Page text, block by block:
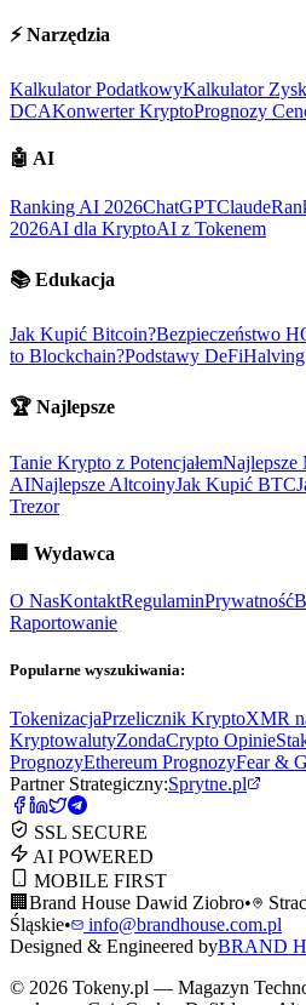
⚡ Narzędzia
Kalkulator PodatkowyKalkulator
DCAKonwerter KryptoPrognozy
🤖 AI
Ranking AI 2026ChatGPTClaude
2026AI dla KryptoAI z Tokenem
📚 Edukacja
Jak Kupić Bitcoin?Bezpieczeństwo
to Blockchain?Podstawy DeFi
🏆 Najlepsze
Tanie Krypto z PotencjałemNajlepsze
AINajlepsze AltcoinyJak Kupić BTC
Trezor
🏢 Wydawca
O NasKontaktRegulaminPrywatność
Raportowanie
Popularne wyszukiwania:
TokenizacjaPrzelicznik KryptoXMR
KryptowalutyZondaCrypto Opinie
PrognozyEthereum PrognozyFear &
Partner Strategiczny:Sprytne.pl
SSL SECURE
AI POWERED
MOBILE FIRST
🏢 Brand House Dawid Ziobro•
Śląskie•
info@brandhouse.com.pl
Designed & Engineered byBRAND
© 2026 Tokeny.pl — Magazyn